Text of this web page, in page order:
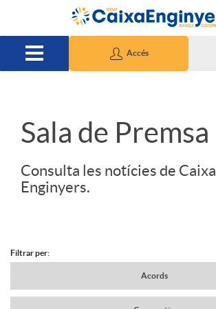
Salta al contingut principal
Accés
S
d
Sala de Premsa
Consulta les notícies de Caixa
Enginyers.
N
Filtrar per:
Acords